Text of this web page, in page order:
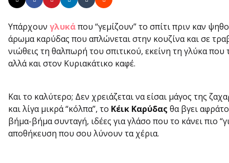
Υπάρχουν γλυκάπου “γεμίζουν” το σπίτι πριν καν
άρωμα καρύδας που απλώνεται στην κουζίνα και σε
νιώθεις τη θαλπωρή του σπιτικού, εκείνη τη γλύκα που
αλλά και στον Κυριακάτικο καφέ.
Και το καλύτερο; Δεν χρειάζεται να είσαι μάγος της
και λίγα μικρά “κόλπα”, το Κέικ Καρύδας θα βγει
βήμα-βήμα συνταγή, ιδέες για γλάσο που το κάνει πιο
αποθήκευση που σου λύνουν τα χέρια.